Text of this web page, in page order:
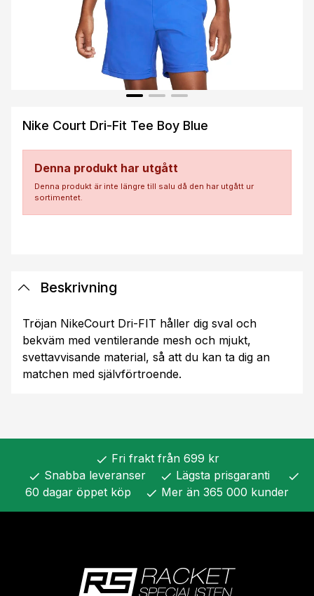
Nike Court Dri-Fit Tee Boy Blue
Denna produkt har utgått
Denna produkt är inte längre till salu då den har utgått ur
sortimentet.
Beskrivning
Tröjan NikeCourt Dri-FIT håller dig sval och
bekväm med ventilerande mesh och mjukt,
svettavvisande material, så att du kan ta dig an
matchen med självförtroende.
check Fri frakt från 699 kr
check Snabba leveranser check Lägsta prisgaranti check
60 dagar öppet köp check Mer än 365 000 kunder